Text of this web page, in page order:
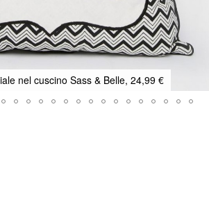
nel cuscino Sass & Belle, 24,99 €